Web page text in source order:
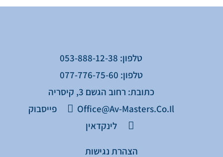
טלפון: 053-888-12-38
טלפון: 077-776-75-60
כתובת: רחוב הגשם 3, קיסריה
Office@av-Masters.co.il
פייסבוק
לינקדאין
הצהרת נגישות